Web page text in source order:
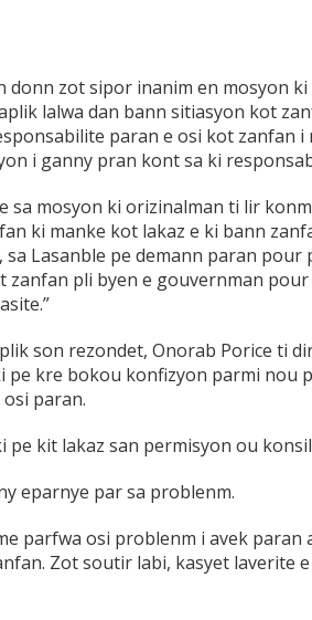
donn zot sipor inanim en mosyon ki
lalwa dan bann sitiasyon kot
paran e osi kot zanfan
i ganny pran kont sa ki
sa mosyon ki orizinalman ti lir
ki manke kot lakaz e ki bann
Lasanble pe demann paran
pli byen e gouvernman
son rezondet, Onorab Porice ti
pe kre bokou konfizyon parmi nou
paran.
kit lakaz san permisyon ou
eparnye par sa problenm.
parfwa osi problenm i avek paran
Zot soutir labi, kasyet laverite